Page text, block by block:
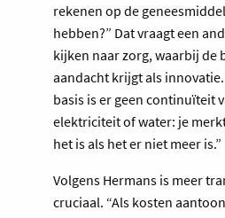
rekenen op de
hebben?” Dat vraagt een
kijken naar zorg, waarbij de
aandacht krijgt als
basis is er geen continuïteit
elektriciteit of water: je
het is als het er niet meer is.”
Volgens Hermans is meer
cruciaal. “Als kosten